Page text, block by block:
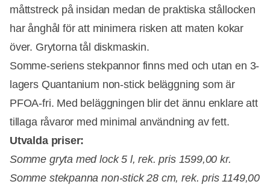
måttstreck på insidan medan de praktiska stållocken
har ånghål för att minimera risken att maten kokar
över. Grytorna tål diskmaskin.
Somme-seriens stekpannor finns med och utan en 3-
lagers Quantanium non-stick beläggning som är
PFOA-fri. Med beläggningen blir det ännu enklare att
tillaga råvaror med minimal användning av fett.
Utvalda priser:
Somme gryta med lock 5 l, rek. pris 1599,00 kr.
Somme stekpanna non-stick 28 cm, rek. pris 1149,00